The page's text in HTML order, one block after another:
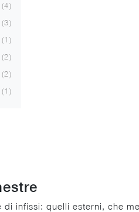
4
3
1
2
2
1
di infissi: quelli esterni, che